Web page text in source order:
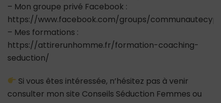
– Mon groupe privé Facebook :
https://www.facebook.com/groups/
– Mes formations :
https://attirerunhomme.fr/formation-coaching-
seduction/
Si vous êtes intéressée, n’hésitez pas à venir
consulter mon site Conseils Séduction Femmes ou